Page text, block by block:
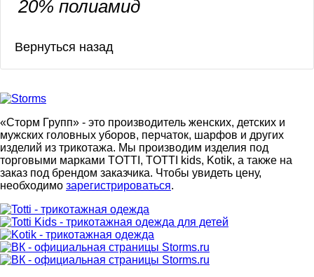
20% полиамид
«Сторм Групп» - это производитель женских, детских и
мужских головных уборов, перчаток, шарфов и других
изделий из трикотажа. Мы производим изделия под
торговыми марками TOTTI, TOTTI kids, Kotik, а также на
заказ под брендом заказчика. Чтобы увидеть цену,
необходимо зарегистрироваться.